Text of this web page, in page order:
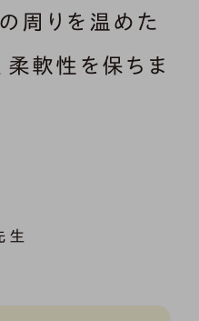
周りを温めた
柔軟性を保ちま
生